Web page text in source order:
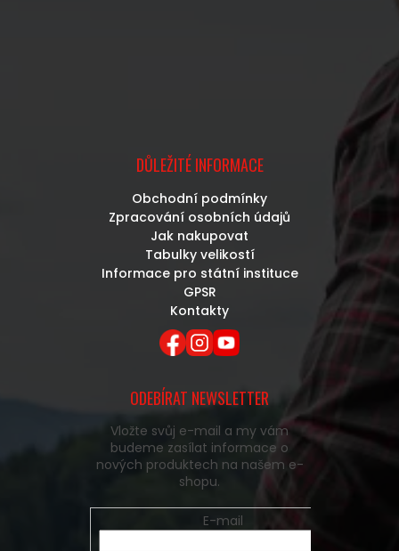
DŮLEŽITÉ INFORMACE
Obchodní podmínky
Zpracování osobních údajů
Jak nakupovat
Tabulky velikostí
Informace pro státní instituce
GPSR
Kontakty
ODEBÍRAT NEWSLETTER
Vložte svůj e-mail a my vám
budeme zasílat informace o
nových produktech na našem e-
shopu.
E-mail